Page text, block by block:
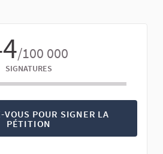
/100 000
SIGNATURES
POUR SIGNER LA
PÉTITION